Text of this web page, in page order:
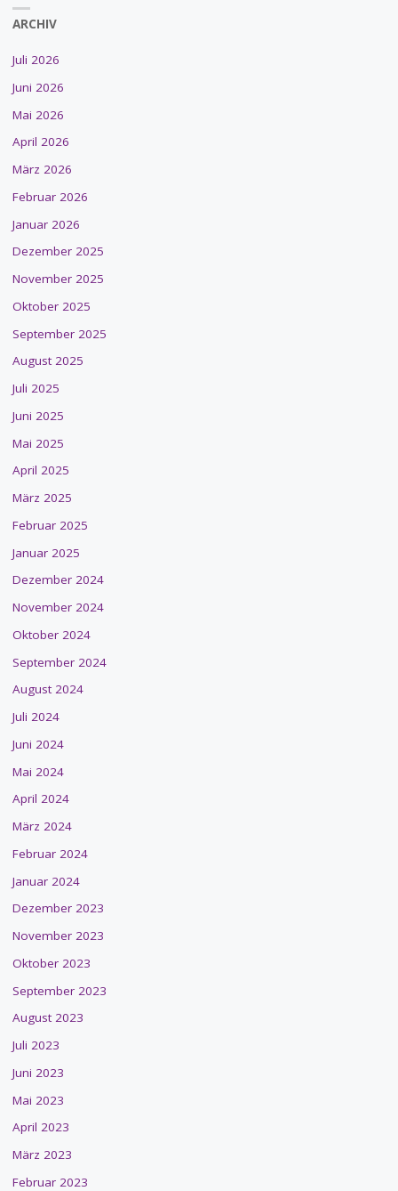
ARCHIV
Juli 2026
Juni 2026
Mai 2026
April 2026
März 2026
Februar 2026
Januar 2026
Dezember 2025
November 2025
Oktober 2025
September 2025
August 2025
Juli 2025
Juni 2025
Mai 2025
April 2025
März 2025
Februar 2025
Januar 2025
Dezember 2024
November 2024
Oktober 2024
September 2024
August 2024
Juli 2024
Juni 2024
Mai 2024
April 2024
März 2024
Februar 2024
Januar 2024
Dezember 2023
November 2023
Oktober 2023
September 2023
August 2023
Juli 2023
Juni 2023
Mai 2023
April 2023
März 2023
Februar 2023